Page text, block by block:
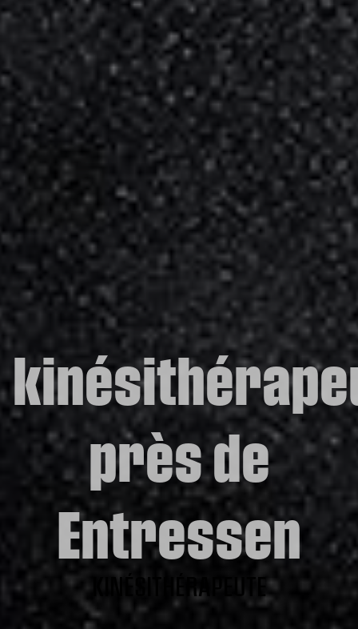
près de
Entressen
KINÉSITHÉRAPEUTE